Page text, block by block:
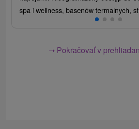
spa i wellness, basenów termalnych,
➝ Pokračovať v